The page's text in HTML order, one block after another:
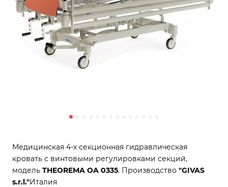
Медицинская 4-х секционная гидравлическая
кровать с винтовыми регулировками секций,
модель THEOREMA OA 0335. Производство "GIVAS
s.r.l."Италия